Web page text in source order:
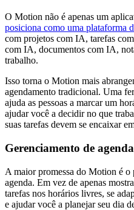
O Motion não é apenas um
posiciona como uma plataforma
com projetos com IA, tarefas
com IA, documentos com IA,
trabalho.
Isso torna o Motion mais
agendamento tradicional. Uma
ajuda as pessoas a marcar um
ajudar você a decidir no que
suas tarefas devem se encaixar
Gerenciamento de
A maior promessa do Motion é o
agenda. Em vez de apenas
tarefas nos horários livres, se
e ajudar você a planejar seu dia